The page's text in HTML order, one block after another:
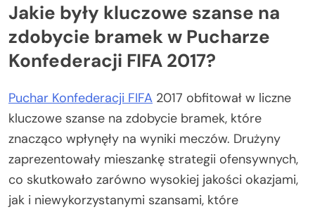
Jakie były kluczowe szanse na
zdobycie bramek w Pucharze
Konfederacji FIFA 2017?
Puchar Konfederacji FIFA 2017 obfitował w liczne
kluczowe szanse na zdobycie bramek, które
znacząco wpłynęły na wyniki meczów. Drużyny
zaprezentowały mieszankę strategii ofensywnych,
co skutkowało zarówno wysokiej jakości okazjami,
jak i niewykorzystanymi szansami, które